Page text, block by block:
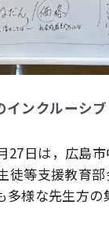
インクルーシブ
27日は，広島
徒等支援教育部
多様な先生方の